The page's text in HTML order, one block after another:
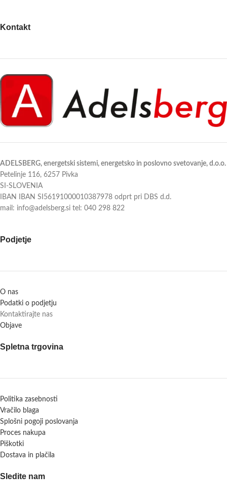
✅ Tiho delovanje že od 16 dB
Pametna, varčna in sodobna rešitev
za udobno klimo skozi vse leto.
Udobje, ki ga občutiš.
Pametna, varčna in elegantna rešitev
za prostore do 25 m².
Izberite udobje brez kompromisov.
Kontakt
ADELSBERG, energetski sistemi, energetsko in poslovno svetovanje, d.o.o.
Petelinje 116, 6257 Pivka
SI-SLOVENIA
IBAN IBAN SI56191000010387978 odprt pri DBS d.d.
mail: info@adelsberg.si tel: 040 298 822
Podjetje
O nas
Podatki o podjetju
Kontaktirajte nas
Objave
Spletna trgovina
Politika zasebnosti
Vračilo blaga
Splošni pogoji poslovanja
Proces nakupa
Piškotki
Dostava in plačila
Sledite nam